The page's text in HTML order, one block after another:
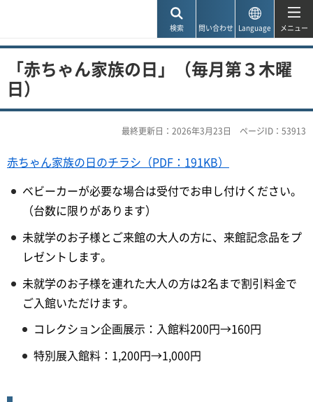
検索 問い合わせ Language メニュー
「赤ちゃん家族の日」（毎月第３木曜
日）
最終更新日：2026年3月23日 ページID：53913
赤ちゃん家族の日のチラシ（PDF：191KB）
ベビーカーが必要な場合は受付でお申し付けください。
（台数に限りがあります）
未就学のお子様とご来館の大人の方に、来館記念品をプ
レゼントします。
未就学のお子様を連れた大人の方は2名まで割引料金で
ご入館いただけます。
コレクション企画展示：入館料200円→160円
特別展入館料：1,200円→1,000円